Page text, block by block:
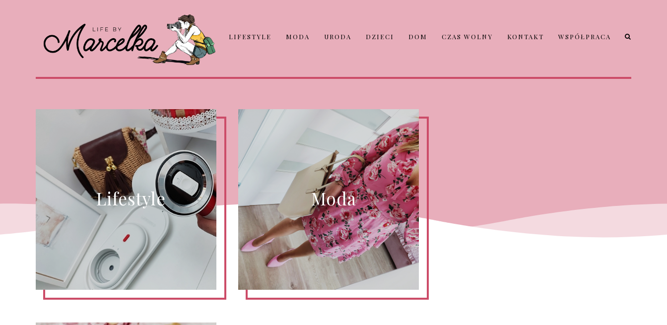
LIFESTYLE MODA URODA DZIECI DOM CZAS WOLNY KONTAKT WSPÓŁPRACA
Lifestyle Moda